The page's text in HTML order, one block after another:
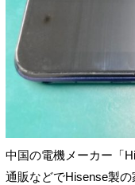
中国の電機メーカー「
通販などでHisense製の